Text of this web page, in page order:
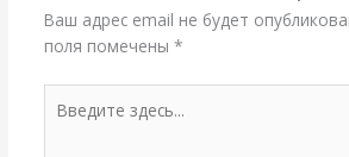
Ваш адрес email не будет
поля помечены *
здесь...